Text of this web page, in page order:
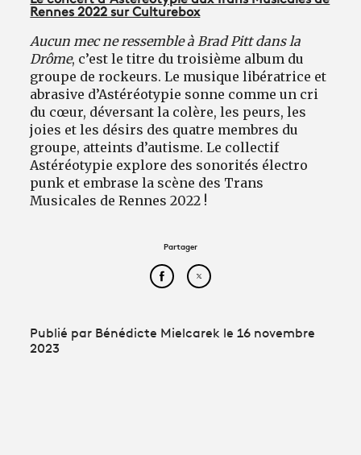
Rennes 2022 sur Culturebox
Aucun mec ne ressemble à Brad Pitt dans la
Drôme, c’est le titre du troisième album du
groupe de rockeurs. Le musique libératrice et
abrasive d’Astéréotypie sonne comme un cri
du cœur, déversant la colère, les peurs, les
joies et les désirs des quatre membres du
groupe, atteints d’autisme. Le collectif
Astéréotypie explore des sonorités électro
punk et embrase la scène des Trans
Musicales de Rennes 2022 !
Partager
Partager cet article sur
Partager cet article sur
Publié par Bénédicte Mielcarek le 16 novembre
2023